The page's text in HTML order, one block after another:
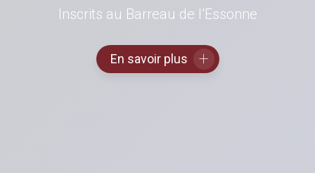
Inscrits au Barreau de l’Essonne
En savoir plus